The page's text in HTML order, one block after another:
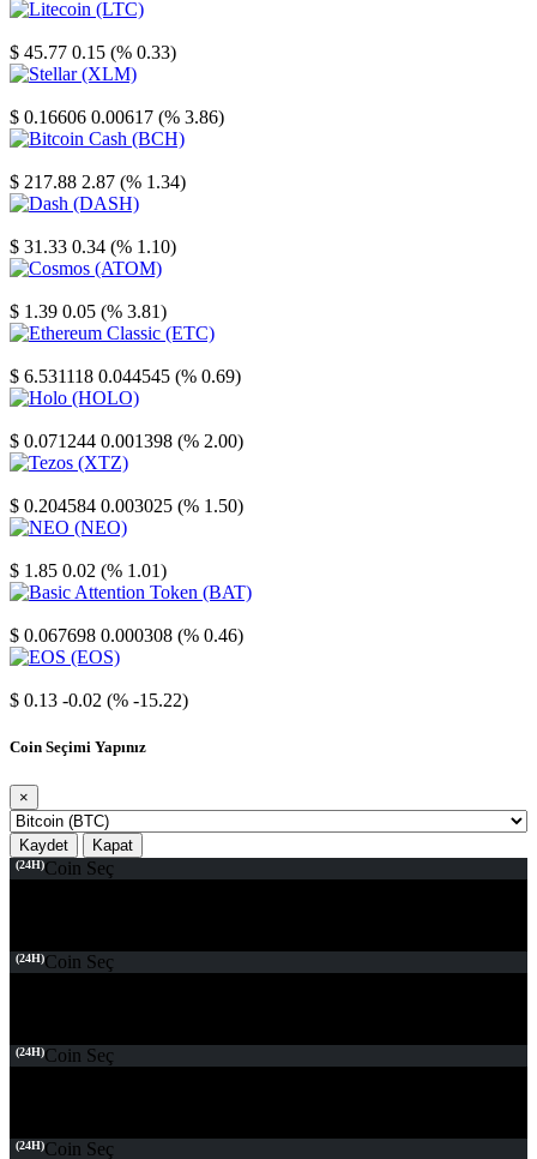
$ 45.77 0.15 (% 0.33)
$ 0.16606 0.00617 (% 3.86)
$ 217.88 2.87 (% 1.34)
$ 31.33 0.34 (% 1.10)
$ 1.39 0.05 (% 3.81)
$ 6.531118 0.044545 (% 0.69)
$ 0.071244 0.001398 (% 2.00)
$ 0.204584 0.003025 (% 1.50)
$ 1.85 0.02 (% 1.01)
$ 0.067698 0.000308 (% 0.46)
$ 0.13 -0.02 (% -15.22)
Coin Seçimi Yapınız
×
Kaydet Kapat
(24H)Coin Seç
(24H)Coin Seç
(24H)Coin Seç
(24H)Coin Seç